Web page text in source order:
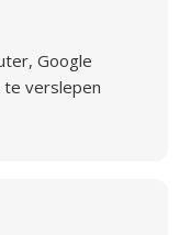
Google
te verslepen